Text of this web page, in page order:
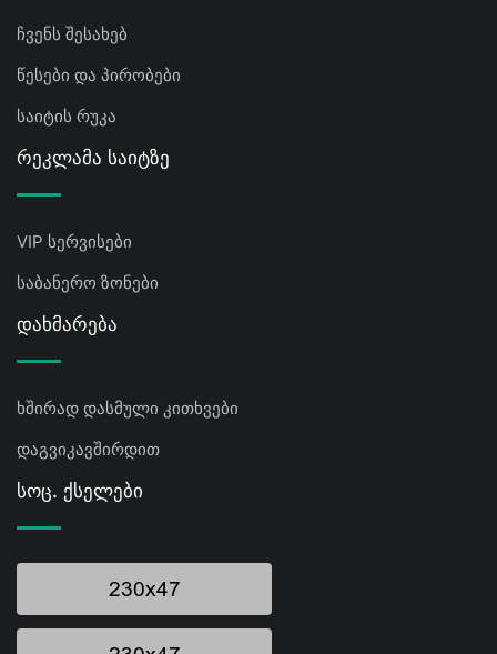
ჩვენს შესახებ
წესები და პირობები
საიტის რუკა
Რეკლამა Საიტზე
VIP სერვისები
საბანერო ზონები
Დახმარება
ხშირად დასმული კითხვები
დაგვიკავშირდით
Სოც. Ქსელები